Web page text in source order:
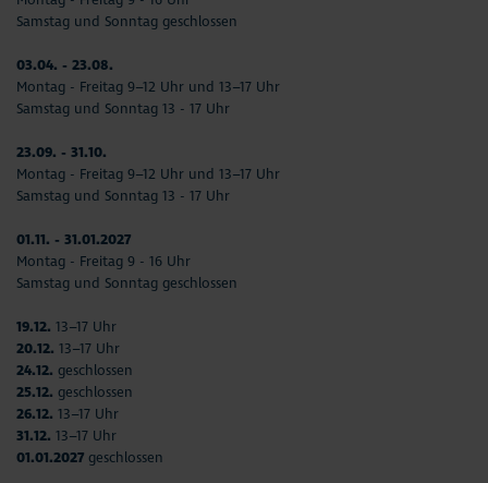
Samstag und Sonntag geschlossen
03.04. - 23.08.
Montag - Freitag 9–12 Uhr und 13–17 Uhr
Samstag und Sonntag 13 - 17 Uhr
23.09. - 31.10.
Montag - Freitag 9–12 Uhr und 13–17 Uhr
Samstag und Sonntag 13 - 17 Uhr
01.11. - 31.01.2027
Montag - Freitag 9 - 16 Uhr
Samstag und Sonntag geschlossen
19.12. 13–17 Uhr
20.12. 13–17 Uhr
24.12. geschlossen
25.12. geschlossen
26.12. 13–17 Uhr
31.12. 13–17 Uhr
01.01.2027 geschlossen